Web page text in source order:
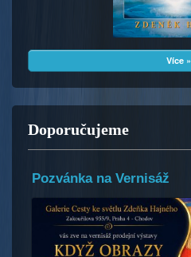
Více »
Doporučujeme
Pozvánka na Vernisáž